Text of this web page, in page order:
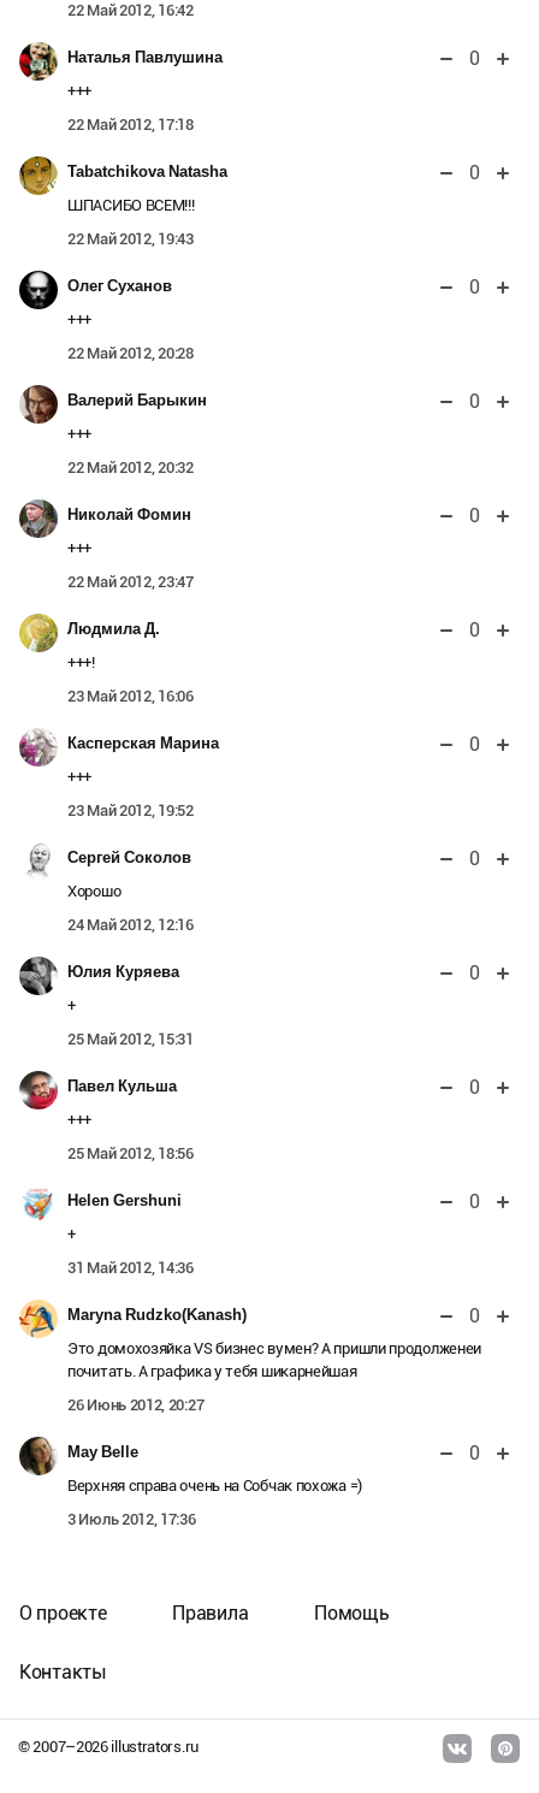
22 Май 2012, 16:42
Наталья Павлушина 0
+++
22 Май 2012, 17:18
Tabatchikova Natasha 0
ШПАСИБО ВСЕМ!!!
22 Май 2012, 19:43
Олег Суханов 0
+++
22 Май 2012, 20:28
Валерий Барыкин 0
+++
22 Май 2012, 20:32
Николай Фомин 0
+++
22 Май 2012, 23:47
Людмила Д. 0
+++!
23 Май 2012, 16:06
Касперская Марина 0
+++
23 Май 2012, 19:52
Сергей Соколов 0
Хорошо
24 Май 2012, 12:16
Юлия Куряева 0
+
25 Май 2012, 15:31
Павел Кульша 0
+++
25 Май 2012, 18:56
Helen Gershuni 0
+
31 Май 2012, 14:36
Maryna Rudzko(Kanash) 0
Это домохозяйка VS бизнес вумен? А пришли продолженеи
почитать. А графика у тебя шикарнейшая
26 Июнь 2012, 20:27
May Belle 0
Верхняя справа очень на Собчак похожа =)
3 Июль 2012, 17:36
© 2007–2026illustrators.ru
О проекте Правила Помощь
Контакты